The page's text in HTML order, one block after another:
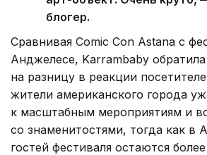
блогер.
Сравнивая Comic Con Astana с
Анджелесе, Karrambaby
на разницу в реакции
жители американского города
к масштабным мероприятиям и
со знаменитостями, тогда как в
гостей фестиваля остаются